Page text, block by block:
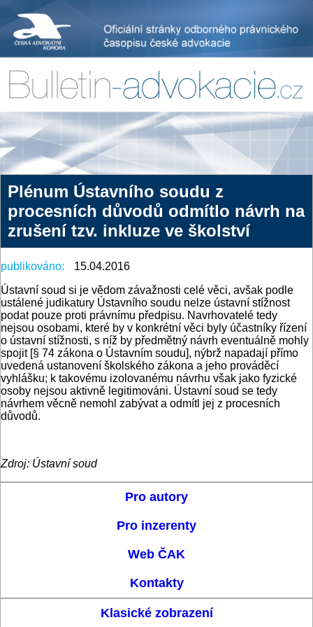
Plénum Ústavního soudu z
procesních důvodů odmítlo návrh na
zrušení tzv. inkluze ve školství
publikováno:
15.04.2016
Ústavní soud si je vědom závažnosti celé věci, avšak podle
ustálené judikatury Ústavního soudu nelze ústavní stížnost
podat pouze proti právnímu předpisu. Navrhovatelé tedy
nejsou osobami, které by v konkrétní věci byly účastníky řízení
o ústavní stížnosti, s níž by předmětný návrh eventuálně mohly
spojit [§ 74 zákona o Ústavním soudu], nýbrž napadají přímo
uvedená ustanovení školského zákona a jeho prováděcí
vyhlášku; k takovému izolovanému návrhu však jako fyzické
osoby nejsou aktivně legitimováni. Ústavní soud se tedy
návrhem věcně nemohl zabývat a odmítl jej z procesních
důvodů.
Zdroj: Ústavní soud
Pro autory
Pro inzerenty
Web ČAK
Kontakty
Klasické zobrazení